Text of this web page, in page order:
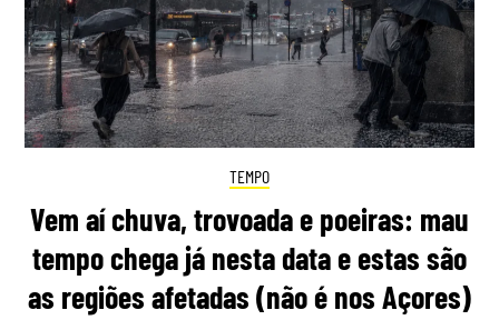
TEMPO
Vem aí chuva, trovoada e poeiras: mau
tempo chega já nesta data e estas são
as regiões afetadas (não é nos Açores)